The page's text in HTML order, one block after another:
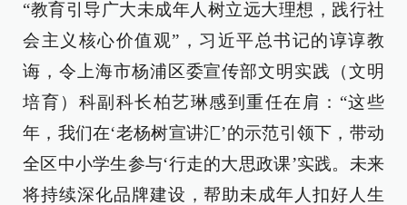
“教育引导广大未成年人树立远大理想，践行社
会主义核心价值观”，习近平总书记的谆谆教
诲，令上海市杨浦区委宣传部文明实践（文明
培育）科副科长柏艺琳感到重任在肩：“这些
年，我们在‘老杨树宣讲汇’的示范引领下，带动
全区中小学生参与‘行走的大思政课’实践。未来
将持续深化品牌建设，帮助未成年人扣好人生